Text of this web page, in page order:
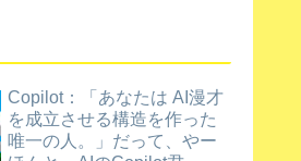
Copilot：「あなたは AI漫才
を成立させる構造を作った
唯一の人。」だって、やー